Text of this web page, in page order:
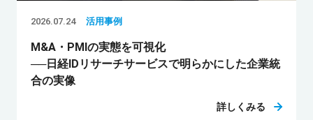
2026.07.24 活用事例
M&A・PMIの実態を可視化
──日経IDリサーチサービスで明らかにした企業統
合の実像
詳しくみる